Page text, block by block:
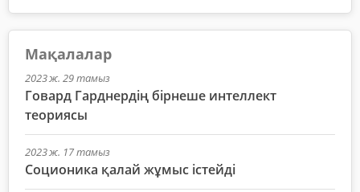
Мақалалар
2023 ж. 29 тамыз
Говард Гарднердің бірнеше интеллект
теориясы
2023 ж. 17 тамыз
Соционика қалай жұмыс істейді